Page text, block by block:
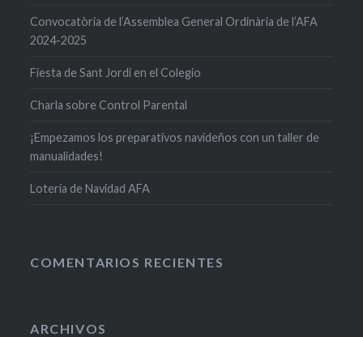
Convocatòria de l’Assemblea General Ordinària de l’AFA
2024-2025
Fiesta de Sant Jordi en el Colegio
Charla sobre Control Parental
¡Empezamos los preparativos navideños con un taller de
manualidades!
Lotería de Navidad AFA
COMENTARIOS RECIENTES
ARCHIVOS